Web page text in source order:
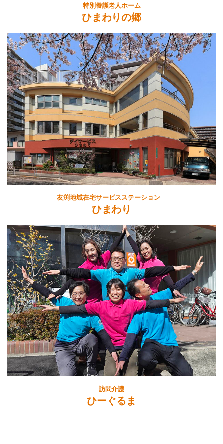
特別養護老人ホーム
ひまわりの郷
友渕地域在宅サービスステーション
ひまわり
訪問介護
ひーぐるま